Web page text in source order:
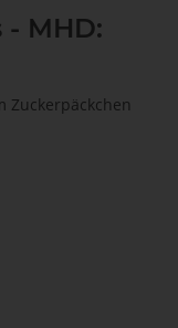
MHD:
Zuckerpäckchen